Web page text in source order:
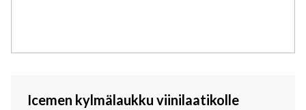
Icemen kylmälaukku viinilaatikolle